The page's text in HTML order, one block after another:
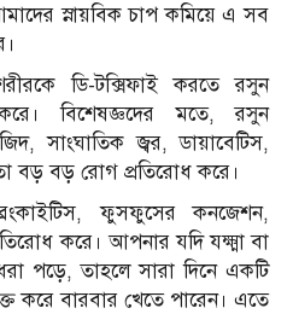
স্নায়বিক চাপ কমিয়ে এ সব
ডি-টক্সিফাই করতে রসুন
বিশেষজ্ঞদের মতে, রসুন
সাংঘাতিক জ্বর, ডায়াবেটিস,
বড় বড় রোগ প্রতিরোধ করে।
ফুসফুসের কনজেশন,
করে। আপনার যদি যক্ষ্মা বা
পড়ে, তাহলে সারা দিনে একটি
করে বারবার খেতে পারেন। এতে